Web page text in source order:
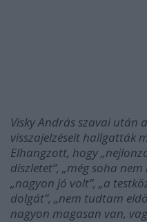
Visky András szavai után
visszajelzéseit hallgatták
Elhangzott, hogy
díszletet”, „még soha
„nagyon jó volt”, „a
dolgát”, „nem tudtam
nagyon magasan van,